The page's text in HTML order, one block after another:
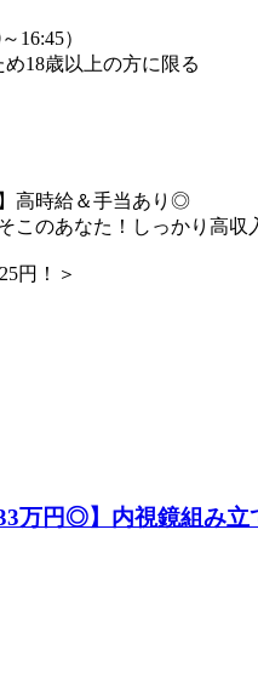
16:45）
18歳以上の方に限る
高時給＆手当あり◎
このあなた！しっかり高
円！＞
万円◎】内視鏡組み